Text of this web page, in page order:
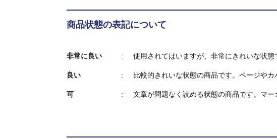
商品状態の表記について
非常に良い 使用されてはいますが、非常にきれいな状態
良い 比較的きれいな状態の商品です。ページや
可 文章が問題なく読める状態の商品です。マ